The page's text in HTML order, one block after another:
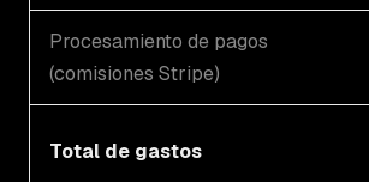
Procesamiento de pagos
(comisiones Stripe)
Total de gastos